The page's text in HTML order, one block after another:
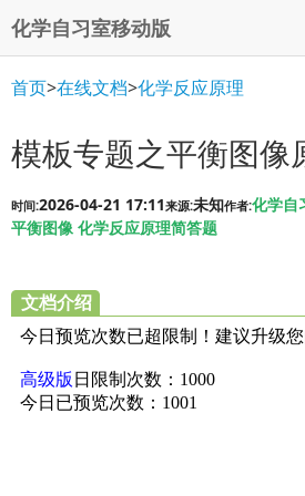
化学自习室移动版
首页>在线文档>化学反应原理
模板专题之平衡图像
时间:2026-04-21 17:11来源:未知作者:化学自
平衡图像 化学反应原理简答题
文档介绍